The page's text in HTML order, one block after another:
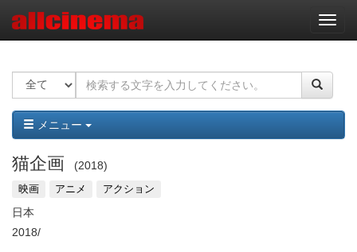
ナ
ビ
ー
ョ
ン
メニュー
猫企画 2018
映画 アニメ アクション
日本
2018/